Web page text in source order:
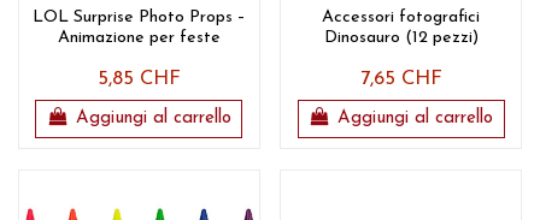
LOL Surprise Photo Props –
Animazione per feste
5,85 CHF
Aggiungi al carrello
Accessori fotografici
Dinosauro (12 pezzi)
7,65 CHF
Aggiungi al carrello